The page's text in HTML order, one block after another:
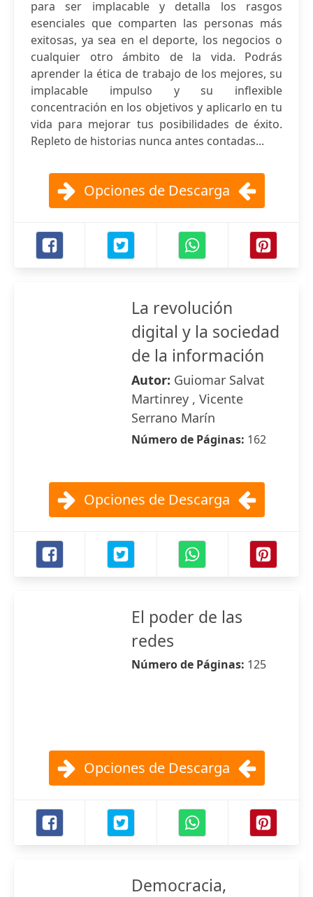
para ser implacable y detalla los rasgos
esenciales que comparten las personas más
exitosas, ya sea en el deporte, los negocios o
cualquier otro ámbito de la vida. Podrás
aprender la ética de trabajo de los mejores, su
implacable impulso y su inflexible
concentración en los objetivos y aplicarlo en tu
vida para mejorar tus posibilidades de éxito.
Repleto de historias nunca antes contadas...
Opciones de Descarga
La revolución
digital y la sociedad
de la información
Autor: Guiomar Salvat
Martinrey , Vicente
Serrano Marín
Número de Páginas: 162
Opciones de Descarga
El poder de las
redes
Número de Páginas: 125
Opciones de Descarga
Democracia,